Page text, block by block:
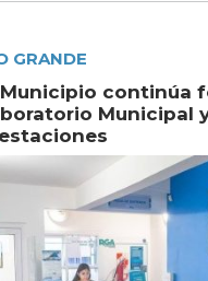
GRANDE
Municipio continúa
Municipal